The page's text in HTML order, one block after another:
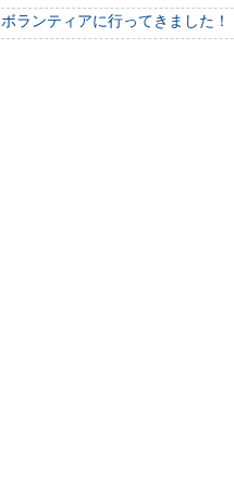
ボランティアに行ってきました！